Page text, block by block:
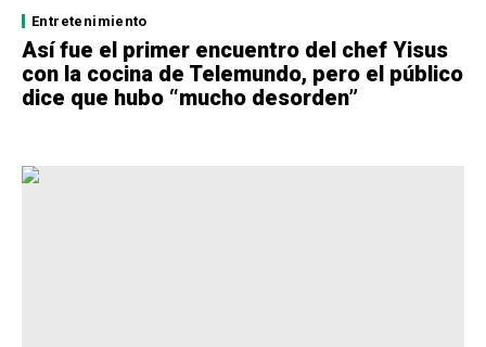
Entretenimiento
Así fue el primer encuentro del chef Yisus
con la cocina de Telemundo, pero el público
dice que hubo “mucho desorden”